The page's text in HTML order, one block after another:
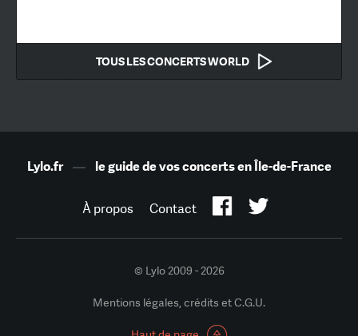
TOUS LES CONCERTS WORLD
Lylo.fr— le guide de vos concerts en Île-de-France
À propos Contact
© Lylo 2009 - 2026
Mentions légales, crédits et C.G.U.